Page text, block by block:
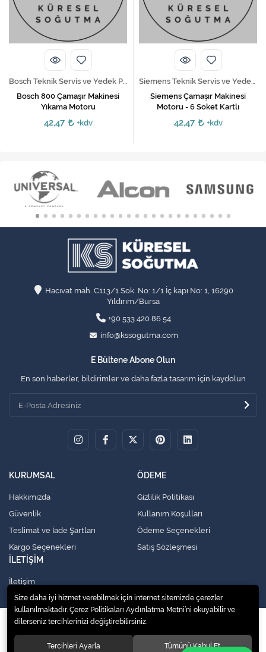
Bosch Teknik Servis ve Yedek Parça Hizmetleri
Bosch 800 Çamaşır Makinesi
Yıkama Motoru
42,47 +kdv
Siemens Teknik Servis ve Yedek Parça Hizmetleri
Siemens Çamaşır Makinesi
Motoru - 6 Soket Kartlı
42,47 +kdv
Hacıvat mah. C113/1 Sok. No: 1/1 İç kapı No: 1, 16290
Yıldırım/Bursa
+90 533 420 86 54
info@kssogutma.com
E Bültene Abone Olun
En son haberler, bildirimler ve daha fazla tasarım için kaydolun
KURUMSAL
Hakkımızda
Güvenlik
Teslimat ve İade Şartları
Kargo Seçenekleri
ÖDEME
Gizlilik Politikası
Kullanım Koşulları
Ödeme Seçenekleri
Satış Sözleşmesi
İLETİŞİM
İletişim
© 2020Küresel Soğutma Sistemleri Yedek Parça San. Ve Tic. Ltd. Şti.
Size daha iyi hizmet verebilmek için internet sitemizde çerezler
kullanılmaktadır. Çerez Politikaları Aydınlatma Metni’ni okuyabilir ve
dilerseniz tercihlerinizi değiştirebilirsiniz.
Tercihleri Ayarla Tümünü Kabul Et